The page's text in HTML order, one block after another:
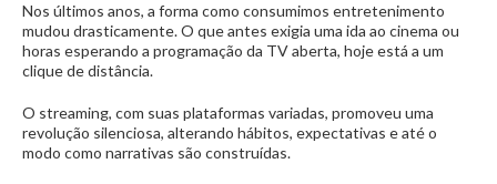
Nos últimos anos, a forma como consumimos entretenimento
mudou drasticamente. O que antes exigia uma ida ao cinema ou
horas esperando a programação da TV aberta, hoje está a um
clique de distância.
O streaming, com suas plataformas variadas, promoveu uma
revolução silenciosa, alterando hábitos, expectativas e até o
modo como narrativas são construídas.